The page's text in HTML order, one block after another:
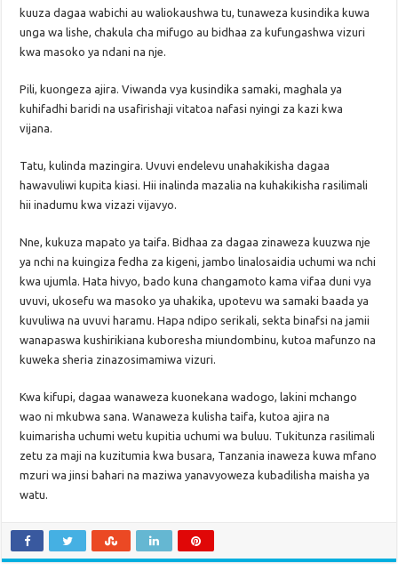
kuuza dagaa wabichi au waliokaushwa tu, tunaweza kusindika kuwa
unga wa lishe, chakula cha mifugo au bidhaa za kufungashwa vizuri
kwa masoko ya ndani na nje.
Pili, kuongeza ajira. Viwanda vya kusindika samaki, maghala ya
kuhifadhi baridi na usafirishaji vitatoa nafasi nyingi za kazi kwa
vijana.
Tatu, kulinda mazingira. Uvuvi endelevu unahakikisha dagaa
hawavuliwi kupita kiasi. Hii inalinda mazalia na kuhakikisha rasilimali
hii inadumu kwa vizazi vijavyo.
Nne, kukuza mapato ya taifa. Bidhaa za dagaa zinaweza kuuzwa nje
ya nchi na kuingiza fedha za kigeni, jambo linalosaidia uchumi wa nchi
kwa ujumla. Hata hivyo, bado kuna changamoto kama vifaa duni vya
uvuvi, ukosefu wa masoko ya uhakika, upotevu wa samaki baada ya
kuvuliwa na uvuvi haramu. Hapa ndipo serikali, sekta binafsi na jamii
wanapaswa kushirikiana kuboresha miundombinu, kutoa mafunzo na
kuweka sheria zinazosimamiwa vizuri.
Kwa kifupi, dagaa wanaweza kuonekana wadogo, lakini mchango
wao ni mkubwa sana. Wanaweza kulisha taifa, kutoa ajira na
kuimarisha uchumi wetu kupitia uchumi wa buluu. Tukitunza rasilimali
zetu za maji na kuzitumia kwa busara, Tanzania inaweza kuwa mfano
mzuri wa jinsi bahari na maziwa yanavyoweza kubadilisha maisha ya
watu.